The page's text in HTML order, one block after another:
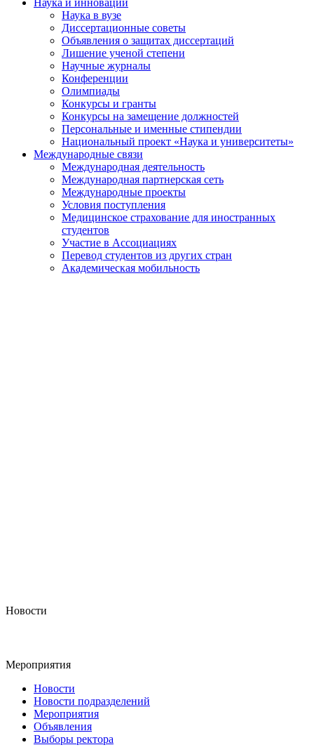
Наука в вузе
Диссертационные советы
Объявления о защитах диссертаций
Лишение ученой степени
Научные журналы
Конференции
Олимпиады
Конкурсы и гранты
Конкурсы на замещение должностей
Персональные и именные стипендии
Национальный проект «Наука и университеты»
Международные связи
Международная деятельность
Международная партнерская сеть
Международные проекты
Условия поступления
Медицинское страхование для иностранных
студентов
Участие в Ассоциациях
Перевод студентов из других стран
Академическая мобильность
Новости
Мероприятия
Новости
Новости подразделений
Мероприятия
Объявления
Выборы ректора